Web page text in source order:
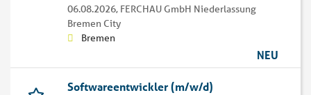
06.08.2026, FERCHAU GmbH Niederlassung
Bremen City
Bremen
NEU
Softwareentwickler (m/w/d)